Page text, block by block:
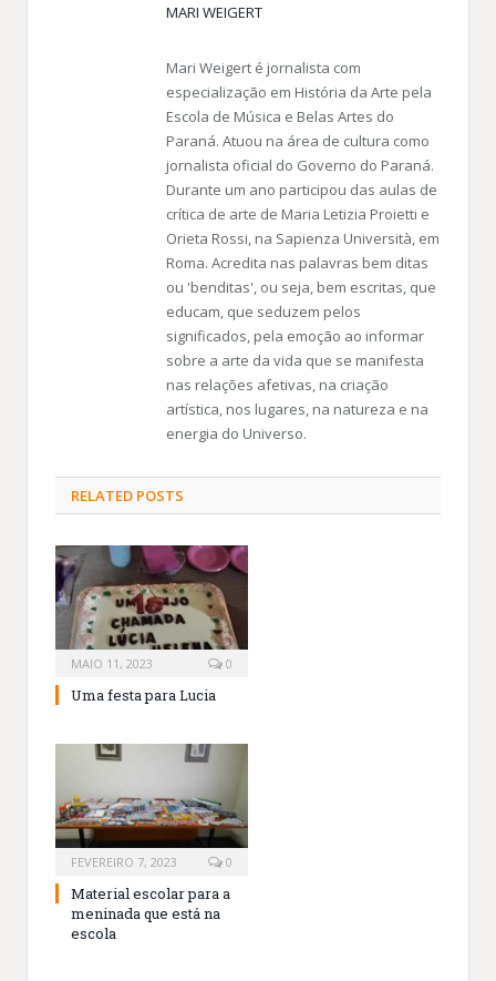
MARI WEIGERT
Mari Weigert é jornalista com
especialização em História da Arte pela
Escola de Música e Belas Artes do
Paraná. Atuou na área de cultura como
jornalista oficial do Governo do Paraná.
Durante um ano participou das aulas de
crítica de arte de Maria Letizia Proietti e
Orieta Rossi, na Sapienza Università, em
Roma. Acredita nas palavras bem ditas
ou 'benditas', ou seja, bem escritas, que
educam, que seduzem pelos
significados, pela emoção ao informar
sobre a arte da vida que se manifesta
nas relações afetivas, na criação
artística, nos lugares, na natureza e na
energia do Universo.
RELATED POSTS
MAIO 11, 2023 0
Uma festa para Lucia
FEVEREIRO 7, 2023 0
Material escolar para a
meninada que está na
escola